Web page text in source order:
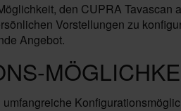
den CUPRA
Vorstellungen zu
Angebot.